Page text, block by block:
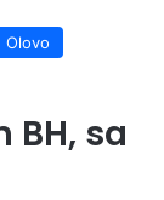
Olovo
sa